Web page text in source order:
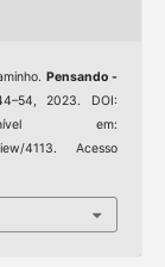
Pensando -
2023. DOI:
em:
4113. Acesso